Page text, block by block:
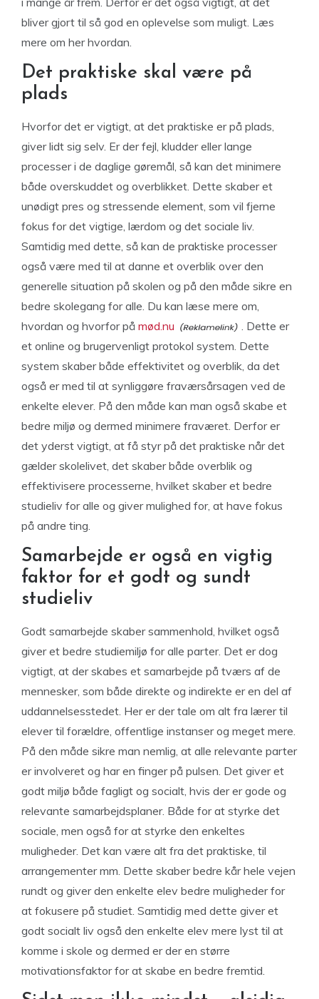
bliver gjort til så god en oplevelse som muligt. Læs
mere om her hvordan.
Det praktiske skal være på
plads
Hvorfor det er vigtigt, at det praktiske er på plads,
giver lidt sig selv. Er der fejl, kludder eller lange
processer i de daglige gøremål, så kan det minimere
både overskuddet og overblikket. Dette skaber et
unødigt pres og stressende element, som vil fjerne
fokus for det vigtige, lærdom og det sociale liv.
Samtidig med dette, så kan de praktiske processer
også være med til at danne et overblik over den
generelle situation på skolen og på den måde sikre en
bedre skolegang for alle. Du kan læse mere om,
hvordan og hvorfor på mød.nu
. Dette er
et online og brugervenligt protokol system. Dette
system skaber både effektivitet og overblik, da det
også er med til at synliggøre fraværsårsagen ved de
enkelte elever. På den måde kan man også skabe et
bedre miljø og dermed minimere fraværet. Derfor er
det yderst vigtigt, at få styr på det praktiske når det
gælder skolelivet, det skaber både overblik og
effektivisere processerne, hvilket skaber et bedre
studieliv for alle og giver mulighed for, at have fokus
på andre ting.
Samarbejde er også en vigtig
faktor for et godt og sundt
studieliv
Godt samarbejde skaber sammenhold, hvilket også
giver et bedre studiemiljø for alle parter. Det er dog
vigtigt, at der skabes et samarbejde på tværs af de
mennesker, som både direkte og indirekte er en del af
uddannelsesstedet. Her er der tale om alt fra lærer til
elever til forældre, offentlige instanser og meget mere.
På den måde sikre man nemlig, at alle relevante parter
er involveret og har en finger på pulsen. Det giver et
godt miljø både fagligt og socialt, hvis der er gode og
relevante samarbejdsplaner. Både for at styrke det
sociale, men også for at styrke den enkeltes
muligheder. Det kan være alt fra det praktiske, til
arrangementer mm. Dette skaber bedre kår hele vejen
rundt og giver den enkelte elev bedre muligheder for
at fokusere på studiet. Samtidig med dette giver et
godt socialt liv også den enkelte elev mere lyst til at
komme i skole og dermed er der en større
motivationsfaktor for at skabe en bedre fremtid.